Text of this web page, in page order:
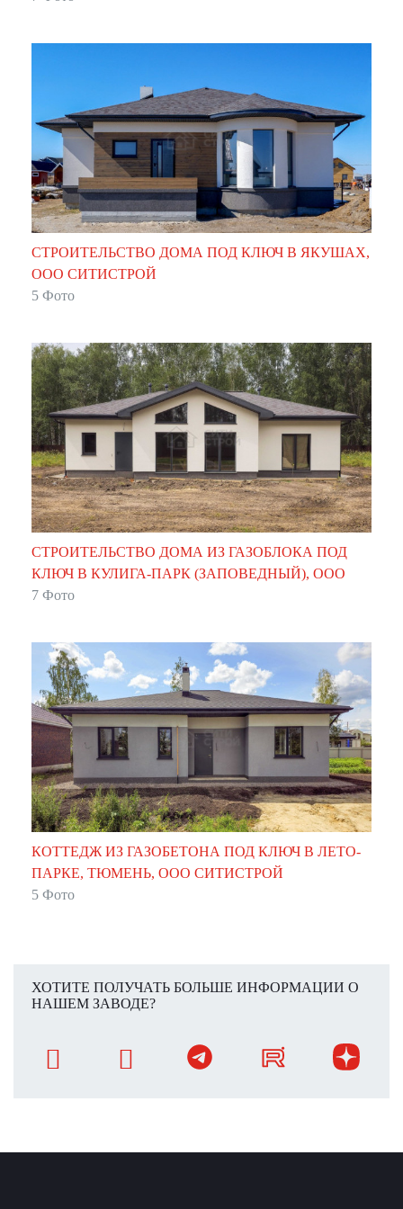
СТРОИТЕЛЬСТВО ДОМА ПОД КЛЮЧ В ЯКУШАХ,
ООО СИТИСТРОЙ
5 Фото
СТРОИТЕЛЬСТВО ДОМА ИЗ ГАЗОБЛОКА ПОД
КЛЮЧ В КУЛИГА-ПАРК (ЗАПОВЕДНЫЙ), ООО
СИТИСТРОЙ
7 Фото
КОТТЕДЖ ИЗ ГАЗОБЕТОНА ПОД КЛЮЧ В ЛЕТО-
ПАРКЕ, ТЮМЕНЬ, ООО СИТИСТРОЙ
5 Фото
ХОТИТЕ ПОЛУЧАТЬ БОЛЬШЕ ИНФОРМАЦИИ О
НАШЕМ ЗАВОДЕ?